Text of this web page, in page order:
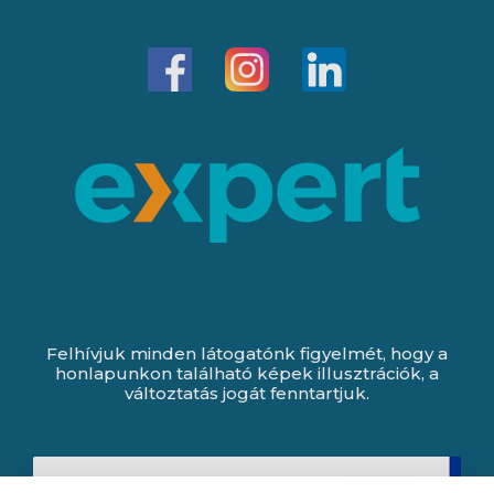
Felhívjuk minden látogatónk figyelmét, hogy a
honlapunkon található képek illusztrációk, a
változtatás jogát fenntartjuk.